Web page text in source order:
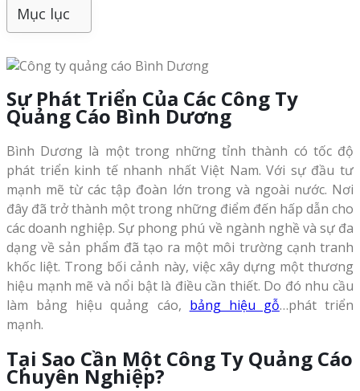
Mục lục
Sự Phát Triển Của Các Công Ty
Quảng Cáo Bình Dương
Bình Dương là một trong những tỉnh thành có tốc độ
phát triển kinh tế nhanh nhất Việt Nam. Với sự đầu tư
mạnh mẽ từ các tập đoàn lớn trong và ngoài nước. Nơi
đây đã trở thành một trong những điểm đến hấp dẫn cho
các doanh nghiệp. Sự phong phú về ngành nghề và sự đa
dạng về sản phẩm đã tạo ra một môi trường cạnh tranh
khốc liệt. Trong bối cảnh này, việc xây dựng một thương
hiệu mạnh mẽ và nổi bật là điều cần thiết. Do đó nhu cầu
làm bảng hiệu quảng cáo, bảng hiệu gỗ…phát triển
mạnh.
Tại Sao Cần Một Công Ty Quảng Cáo
Chuyên Nghiệp?